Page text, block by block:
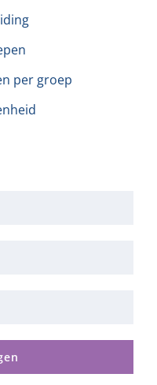
per groep